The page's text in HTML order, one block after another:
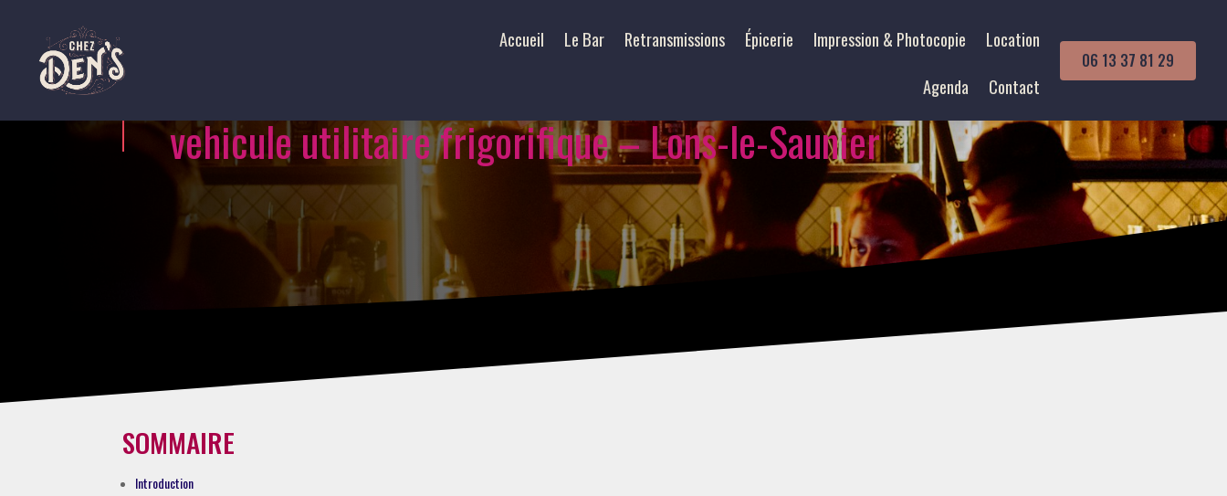
Accueil Le Bar Retransmissions Épicerie Impression & Photocopie
Location
Agenda
Contact
06 13 37 81 29
vehicule utilitaire frigorifique – Lons-le-Saunier
SOMMAIRE
Introduction